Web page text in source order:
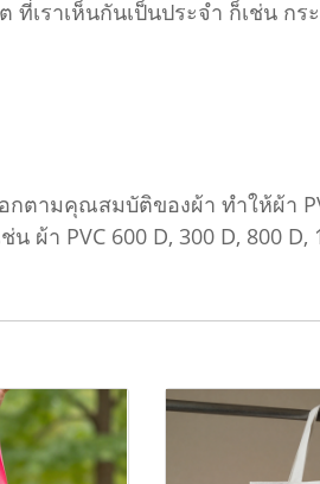
เราเห็นกันเป็นประจำ ก็เช่น กร
ตามคุณสมบัติของผ้า ทำให้ผ้า
ผ้า PVC 600 D, 300 D, 800 D,